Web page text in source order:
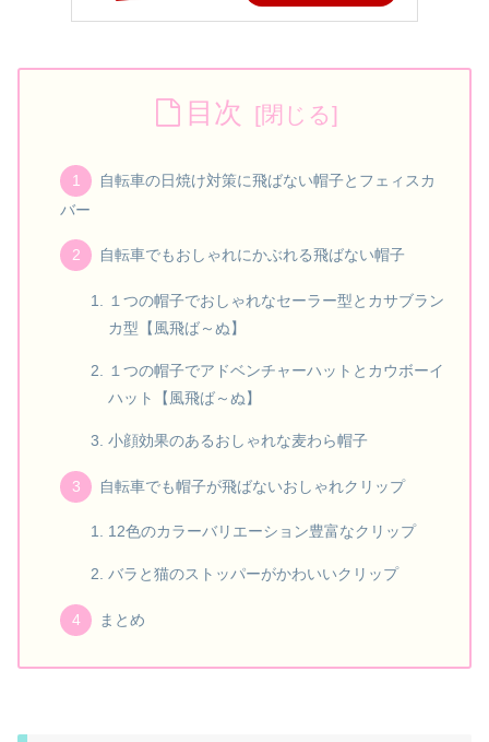
目次
自転車の日焼け対策に飛ばない帽子とフェィスカ
バー
自転車でもおしゃれにかぶれる飛ばない帽子
１つの帽子でおしゃれなセーラー型とカサブラン
カ型【風飛ば～ぬ】
１つの帽子でアドベンチャーハットとカウボーイ
ハット【風飛ば～ぬ】
小顔効果のあるおしゃれな麦わら帽子
自転車でも帽子が飛ばないおしゃれクリップ
12色のカラーバリエーション豊富なクリップ
バラと猫のストッパーがかわいいクリップ
まとめ